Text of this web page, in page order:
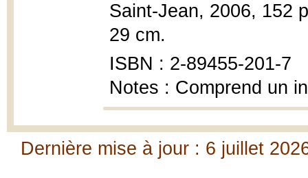
Saint-Jean, 2006, 152
29 cm.
ISBN : 2-89455-201-7
Notes : Comprend un
Dernière mise à jour : 6 juillet